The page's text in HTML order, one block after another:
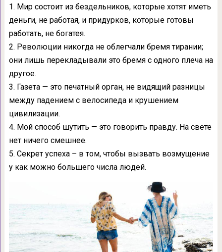
1. Мир состоит из бездельников, которые хотят иметь
деньги, не работая, и придурков, которые готовы
работать, не богатея.
2. Революции никогда не облегчали бремя тирании;
они лишь перекладывали это бремя с одного плеча на
другое.
3. Газета — это печатный орган, не видящий разницы
между падением с велосипеда и крушением
цивилизации.
4. Мой способ шутить — это говорить правду. На свете
нет ничего смешнее.
5. Секрет успеха – в том, чтобы вызвать возмущение
у как можно большего числа людей.